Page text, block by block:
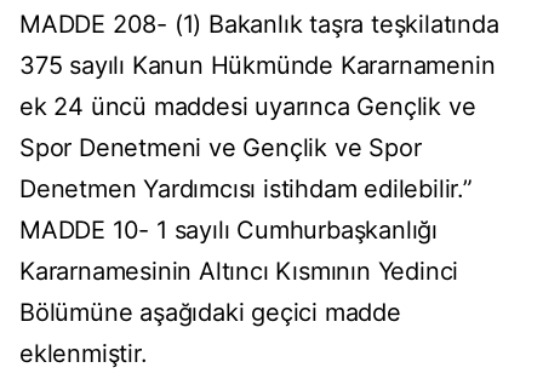
MADDE 208- (1) Bakanlık taşra teşkilatında
375 sayılı Kanun Hükmünde Kararnamenin
ek 24 üncü maddesi uyarınca Gençlik ve
Spor Denetmeni ve Gençlik ve Spor
Denetmen Yardımcısı istihdam edilebilir.”
MADDE 10- 1 sayılı Cumhurbaşkanlığı
Kararnamesinin Altıncı Kısmının Yedinci
Bölümüne aşağıdaki geçici madde
eklenmiştir.